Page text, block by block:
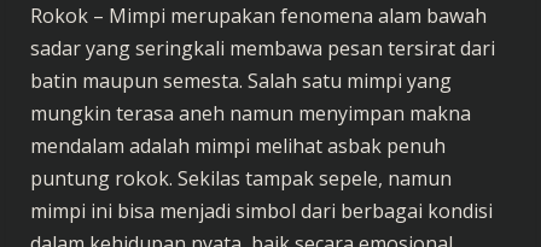
Rokok – Mimpi merupakan fenomena alam bawah
sadar yang seringkali membawa pesan tersirat dari
batin maupun semesta. Salah satu mimpi yang
mungkin terasa aneh namun menyimpan makna
mendalam adalah mimpi melihat asbak penuh
puntung rokok. Sekilas tampak sepele, namun
mimpi ini bisa menjadi simbol dari berbagai kondisi